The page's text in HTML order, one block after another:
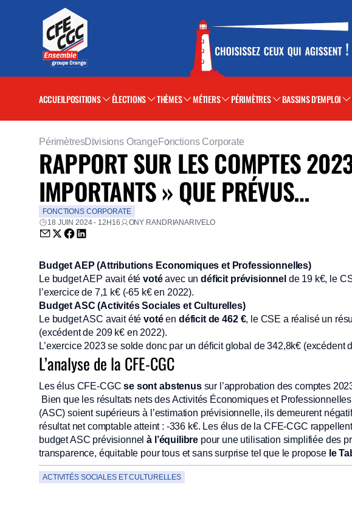
ACCUEILPOSITIONS ÉLECTIONS THÈMES MÉTIERS PÉRIMÈTRES BASSINS D'EMPLOI
PérimètresDivisions Orange Fonctions Corporate
RAPPORT SUR LES COMPTES
IMPORTANTS » QUE PRÉVUS…
FONCTIONS CORPORATE
18 JUIN 2024 - 12H16
ONY RANDRIANARIVELO
Envoyer par email (nouvelle fenêtre)
Partager sur Twitter (nouvelle fenêtre)
Partager sur Facebook (nouvelle fenêtre)
Partager sur LinkedIn (nouvelle fenêtre)
Budget AEP (Attributions Economiques et Professionnelles)
Le budget AEP avait étévotéavec undéficit prévisionnel de 19 k€, le
l’exercice de 7,1 k€ (-65 k€ en 2022).
Budget ASC (Activités Sociales et Culturelles)
Le budget ASC avait étévotéen déficit de 462 €, le CSE a réalisé un
(excédent de 209 k€ en 2022).
L’exercice 2023 se solde donc par un déficit global de 342,8k€ (excédent
L’analyse de la CFE-CGC
Les élus CFE-CGCse sont abstenussur l’approbation des comptes
Bien que les résultats nets des Activités Économiques et
(ASC) soient supérieurs à l’estimation prévisionnelle, ils demeurent
résultat net comptable atteint : -336 k€. Les élus de la CFE-CGC
budget ASC prévisionnelà l’équilibre pour une utilisation simplifiée des
transparence, équitable pour tous et sans surprise tel que le propose le
ACTIVITÉS SOCIALES ET CULTURELLES